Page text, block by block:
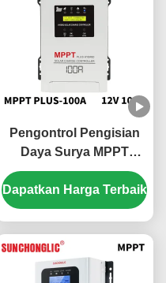
Pengontrol Pengisian
Daya Surya MPPT
Hibrida 24V dengan
Arus Pengisian 100A
dan Fungsi UPS untuk
Dapatkan Harga Terbaik